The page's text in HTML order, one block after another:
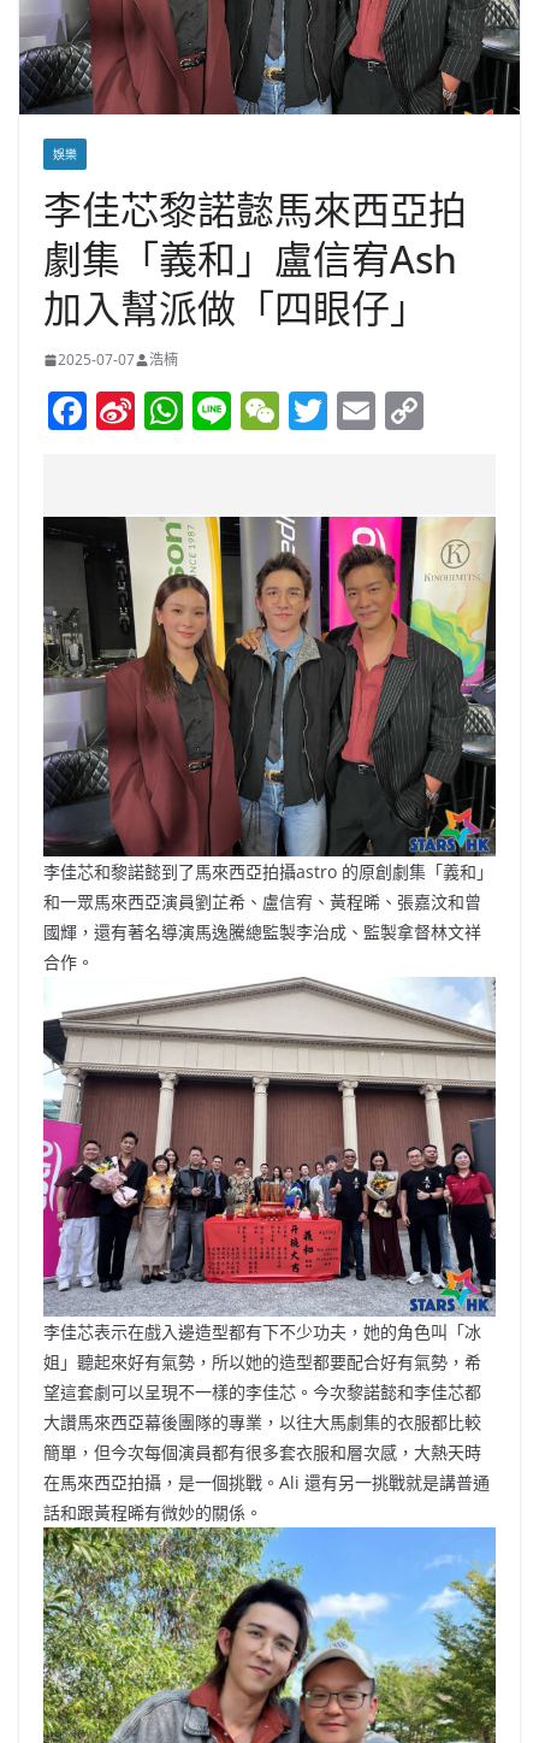
娛樂
李佳芯黎諾懿馬來西亞拍
劇集「義和」盧信宥Ash
加入幫派做「四眼仔」
2025-07-07 浩楠
F
e
b
o
o
k
Si
W
ei
b
o
W
s
A
p
p
Li W
h
at
T
er
E
l y
Li
n
k
李佳芯和黎諾懿到了馬來西亞拍攝astro 的原創劇集「義和」
和一眾馬來西亞演員劉芷希、盧信宥、黃程晞、張嘉汶和曾
國輝，還有著名導演馬逸騰總監製李治成、監製拿督林文祥
合作。
李佳芯表示在戲入邊造型都有下不少功夫，她的角色叫「冰
姐」聽起來好有氣勢，所以她的造型都要配合好有氣勢，希
望這套劇可以呈現不一樣的李佳芯。今次黎諾懿和李佳芯都
大讚馬來西亞幕後團隊的專業，以往大馬劇集的衣服都比較
簡單，但今次每個演員都有很多套衣服和層次感，大熱天時
在馬來西亞拍攝，是一個挑戰。Ali 還有另一挑戰就是講普通
話和跟黃程晞有微妙的關係。